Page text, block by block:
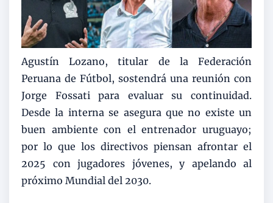
Agustín Lozano, titular de la Federación
Peruana de Fútbol, sostendrá una reunión con
Jorge Fossati para evaluar su continuidad.
Desde la interna se asegura que no existe un
buen ambiente con el entrenador uruguayo;
por lo que los directivos piensan afrontar el
2025 con jugadores jóvenes, y apelando al
próximo Mundial del 2030.